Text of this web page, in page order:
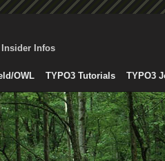
Insider Infos
OWL TYPO3 Tutorials TYPO3